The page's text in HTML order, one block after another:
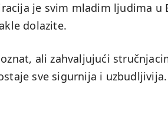
je svim mladim ljudima u
dolazite.
ali zahvaljujući
sve sigurnija i uzbudljivija.